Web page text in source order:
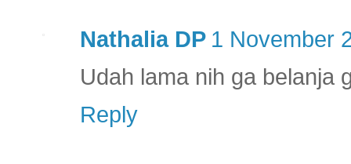
Nathalia DP 1 November
Udah lama nih ga belanja
Reply